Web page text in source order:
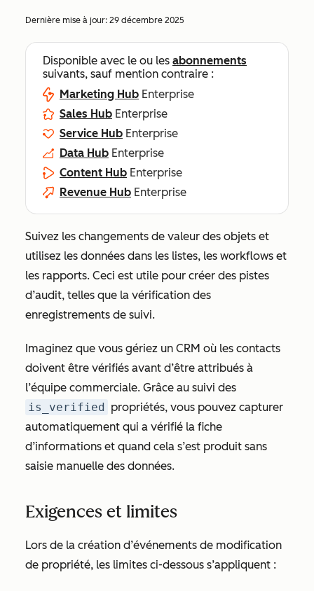
Dernière mise à jour: 29 décembre 2025
Disponible avec le ou les abonnements
suivants, sauf mention contraire :
Marketing Hub Enterprise
Sales Hub Enterprise
Service Hub Enterprise
Data Hub Enterprise
Content Hub Enterprise
Revenue Hub Enterprise
Suivez les changements de valeur des objets et
utilisez les données dans les listes, les workflows et
les rapports. Ceci est utile pour créer des pistes
d’audit, telles que la vérification des
enregistrements de suivi.
Imaginez que vous gériez un CRM où les contacts
doivent être vérifiés avant d’être attribués à
l’équipe commerciale. Grâce au suivi des
is_verified propriétés, vous pouvez capturer
automatiquement qui a vérifié la fiche
d’informations et quand cela s’est produit sans
saisie manuelle des données.
Exigences et limites
Lors de la création d’événements de modification
de propriété, les limites ci-dessous s’appliquent :